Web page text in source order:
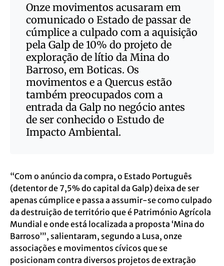
Onze movimentos acusaram em
comunicado o Estado de passar de
cúmplice a culpado com a aquisição
pela Galp de 10% do projeto de
exploração de lítio da Mina do
Barroso, em Boticas. Os
movimentos e a Quercus estão
também preocupados com a
entrada da Galp no negócio antes
de ser conhecido o Estudo de
Impacto Ambiental.
“Com o anúncio da compra, o Estado Português
(detentor de 7,5% do capital da Galp) deixa de ser
apenas cúmplice e passa a assumir-se como culpado
da destruição de território que é Património Agrícola
Mundial e onde está localizada a proposta ‘Mina do
Barroso’”, salientaram, segundo a Lusa, onze
associações e movimentos cívicos que se
posicionam contra diversos projetos de extração